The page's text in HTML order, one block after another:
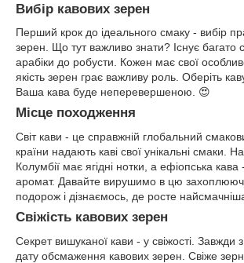
Вибір кавових зерен
Перший крок до ідеального смаку - вибір
зерен. Що тут важливо знати? Існує багато
арабіки до робусти. Кожен має свої
якість зерен грає важливу роль. Оберіть
Ваша кава буде неперевершеною. 😍
Місце походження
Світ кави - це справжній глобальний
країни надають каві свої унікальні смаки.
Колумбії має ягідні нотки, а ефіопська кава
аромат. Давайте вирушимо в цю
подорож і дізнаємось, де росте
Свіжість кавових зерен
Секрет вишуканої кави - у свіжості. Завжди
дату обсмаження кавових зерен. Свіже